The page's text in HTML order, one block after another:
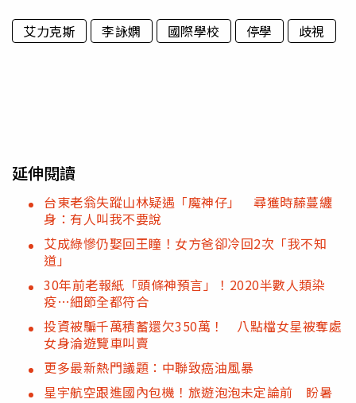
艾力克斯 李詠嫻 國際學校 停學 歧視
延伸閱讀
台東老翁失蹤山林疑遇「魔神仔」 尋獲時藤蔓纏
身：有人叫我不要說
艾成綠慘仍娶回王瞳！女方爸卻冷回2次「我不知
道」
30年前老報紙「頭條神預言」！2020半數人類染
疫…細節全都符合
投資被騙千萬積蓄還欠350萬！ 八點檔女星被奪處
女身淪遊覽車叫賣
更多最新熱門議題：中聯致癌油風暴
星宇航空跟進國內包機！旅遊泡泡未定論前 盼暑